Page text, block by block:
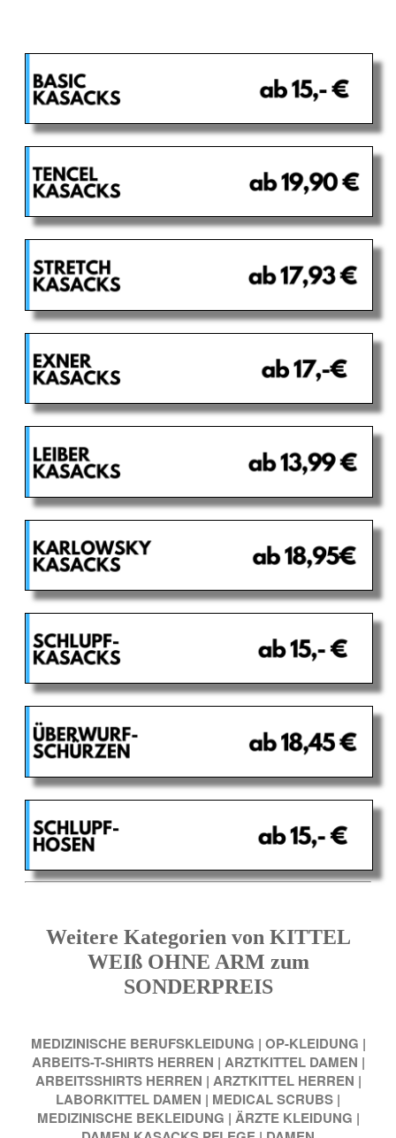
Weitere Kategorien von KITTEL
WEIß OHNE ARM zum
SONDERPREIS
MEDIZINISCHE BERUFSKLEIDUNG | OP-KLEIDUNG |
ARBEITS-T-SHIRTS HERREN | ARZTKITTEL DAMEN |
ARBEITSSHIRTS HERREN | ARZTKITTEL HERREN |
LABORKITTEL DAMEN | MEDICAL SCRUBS |
MEDIZINISCHE BEKLEIDUNG | ÄRZTE KLEIDUNG |